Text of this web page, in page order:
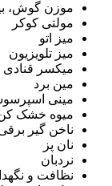
موزن گوش،
مولتی کوکر
میز اتو
میز تلویزیون
میکسر قنادی
مین برد
مینی
میوه خشک
ناخن گیر
نان پز
نردبان
نظافت و